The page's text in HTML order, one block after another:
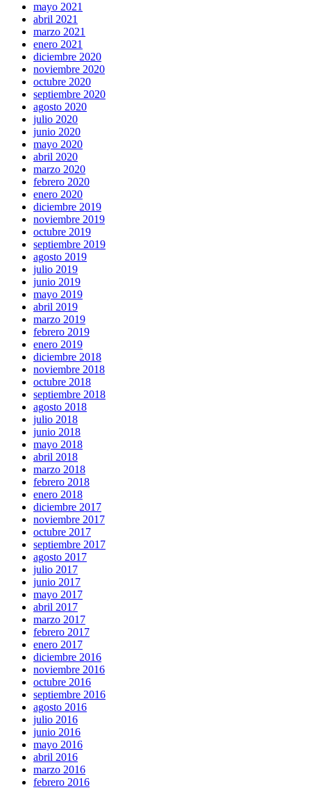
mayo 2021
abril 2021
marzo 2021
enero 2021
diciembre 2020
noviembre 2020
octubre 2020
septiembre 2020
agosto 2020
julio 2020
junio 2020
mayo 2020
abril 2020
marzo 2020
febrero 2020
enero 2020
diciembre 2019
noviembre 2019
octubre 2019
septiembre 2019
agosto 2019
julio 2019
junio 2019
mayo 2019
abril 2019
marzo 2019
febrero 2019
enero 2019
diciembre 2018
noviembre 2018
octubre 2018
septiembre 2018
agosto 2018
julio 2018
junio 2018
mayo 2018
abril 2018
marzo 2018
febrero 2018
enero 2018
diciembre 2017
noviembre 2017
octubre 2017
septiembre 2017
agosto 2017
julio 2017
junio 2017
mayo 2017
abril 2017
marzo 2017
febrero 2017
enero 2017
diciembre 2016
noviembre 2016
octubre 2016
septiembre 2016
agosto 2016
julio 2016
junio 2016
mayo 2016
abril 2016
marzo 2016
febrero 2016